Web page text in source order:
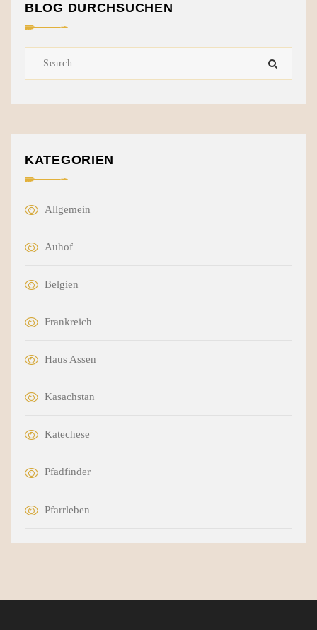
BLOG DURCHSUCHEN
KATEGORIEN
Allgemein
Auhof
Belgien
Frankreich
Haus Assen
Kasachstan
Katechese
Pfadfinder
Pfarrleben